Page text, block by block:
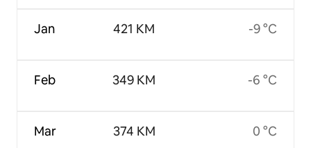
Jan
Feb
Mar
421 KM
349 KM
374 KM
-9 °C
-6 °C
0 °C